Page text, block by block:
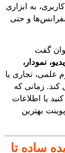
به ابزاری
و حتی
گفت
نمودار،
علمی، تجاری یا
زمانی که
یا اطلاعات
بهترین
ساده تا